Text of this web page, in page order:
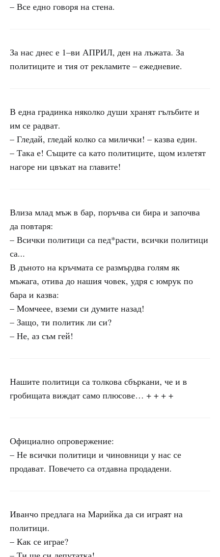
– Все едно говоря на стена.
За нас днес е 1–ви АПРИЛ, ден на лъжата. За
политиците и тия от рекламите – ежедневие.
В една градинка няколко души хранят гълъбите и
им се радват.
– Гледай, гледай колко са милички! – казва един.
– Така е! Същите са като политиците, щом излетят
нагоре ни цвъкат на главите!
Влиза млад мъж в бар, поръчва си бира и започва
да повтаря:
– Всички политици са пед*расти, всички политици
са...
В дъното на кръчмата се размърдва голям як
мъжага, отива до нашия човек, удря с юмрук по
бара и казва:
– Момчеее, вземи си думите назад!
– Защо, ти политик ли си?
– Не, аз съм гей!
Нашите политици са толкова сбъркани, че и в
гробищата виждат само плюсове… + + + +
Официално опровержение:
– Не всички политици и чиновници у нас се
продават. Повечето са отдавна продадени.
Иванчо предлага на Марийка да си играят на
политици.
– Как се играе?